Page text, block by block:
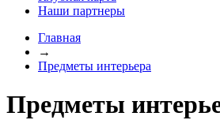
Наши партнеры
Главная
→
Предметы интерьера
Предметы